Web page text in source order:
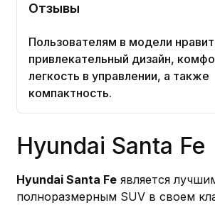
Отзывы
Пользователям в модели
привлекательный дизайн,
легкость в управлении, а также
компактность.
Hyundai Santa Fe
Hyundai Santa Fe является
полноразмерным SUV в своем